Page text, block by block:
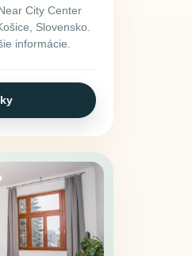
City Center
Slovensko.
informácie.